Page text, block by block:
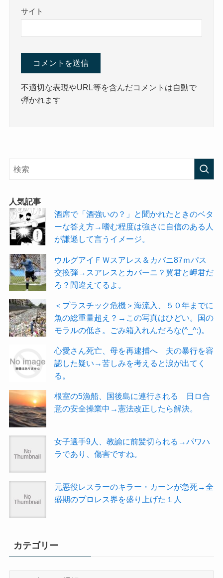
サイト
不適切な表現やURL等を含んだコメントは自動で
弾かれます
人気記事
酒席で「酒強いの？」と聞かれたときのベタ
ーな答え方→嗜む程度は強さに自信のある人
が謙遜して言うイメージ。
ウルグアイＦＷスアレス＆カバニ87ｍパス
交換弾→スアレスとカバーニ？翼君と岬君だ
ろ？間違えてるよ。
＜プラスチック危機＞海流入、５０年までに
魚の総重量超え？→この写真はひどい。国の
モラルの低さ。ごみ箱入れんだろな(^_^;)。
心愛さん死亡、母を再逮捕へ 夫の暴行を容
認した疑い→苦しみを考えると涙が出てく
る。
根室の5漁船、国後島に連行される 日ロ合
意の安全操業中→憲法改正したら解決。
女子選手9人、教諭に前髪切られる→パワハ
ラであり、傷害ですね。
元悪役レスラーのキラー・カーンが急死→全
盛期のプロレス界を盛り上げた１人
カテゴリー